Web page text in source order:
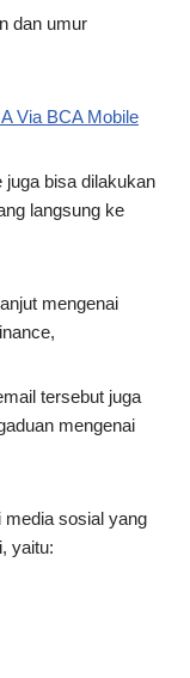
dan umur
Via BCA Mobile
juga bisa dilakukan
langsung ke
mengenai
tersebut juga
mengenai
media sosial yang
yaitu: